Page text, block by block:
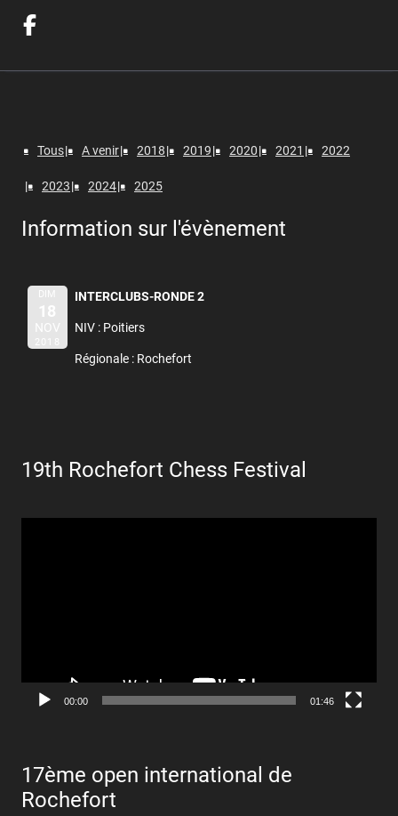
Tous A venir 2018 2019 2020 2021 2022
2023 2024 2025
Information sur l'évènement
DIM
18
NOV
2018
INTERCLUBS-RONDE 2
NIV : Poitiers
Régionale : Rochefort
19th Rochefort Chess Festival
00:00 01:46
17ème open international de
Rochefort